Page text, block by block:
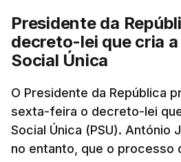
Presidente da
decreto-lei que cria
Social Única
O Presidente da República
sexta-feira o decreto-lei
Social Única (PSU). António
no entanto, que o processo